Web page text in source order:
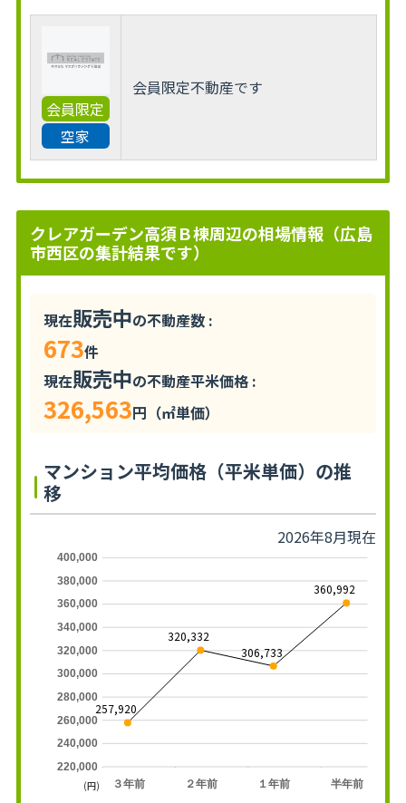
会員限定
空家
会員限定不動産です
クレアガーデン高須Ｂ棟周辺の相場情報（広島
市西区の集計結果です）
現在販売中の不動産数 :
673件
現在販売中の不動産平米価格 :
326,563円（㎡単価）
マンション平均価格（平米単価）の推
移
2026年8月現在
３年前 ２年前 １年前 半年前
220,000
240,000
260,000
280,000
300,000
320,000
340,000
360,000
380,000
400,000
257,920
320,332
306,733
360,992
(円)